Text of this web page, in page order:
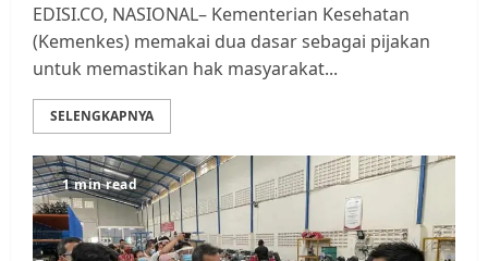
EDISI.CO, NASIONAL– Kementerian Kesehatan
(Kemenkes) memakai dua dasar sebagai pijakan
untuk memastikan hak masyarakat...
SELENGKAPNYA
1 min read